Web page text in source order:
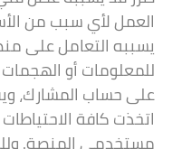
العمل لأي سبب من
يسببه التعامل على
للمعلومات أو
على حساب المشارك،
اتخذت كافة